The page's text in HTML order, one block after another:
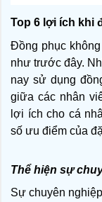
Top 6 lợi ích khi
Đồng phục
như trước đây.
nay sử dụng
giữa các nhân
lợi ích cho cá
số ưu điểm của
Thể hiện sự
Sự chuyên